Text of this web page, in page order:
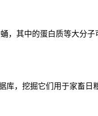
，其中的蛋白质等大分
，挖掘它们用于家畜